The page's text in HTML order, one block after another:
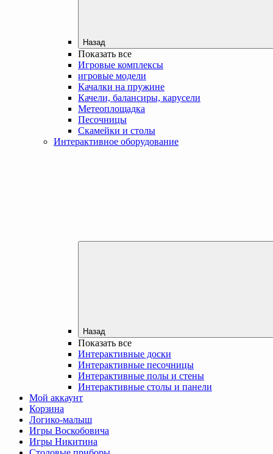
Назад
Показать все
Игровые комплексы
игровые модели
Качалки на пружине
Качели, балансиры, карусели
Метеоплощадка
Песочницы
Скамейки и столы
Интерактивное оборудование
Назад
Показать все
Интерактивные доски
Интерактивные песочницы
Интерактивные полы и стены
Интерактивные столы и панели
Мой аккаунт
Корзина
Логико-малыш
Игры Воскобовича
Игры Никитина